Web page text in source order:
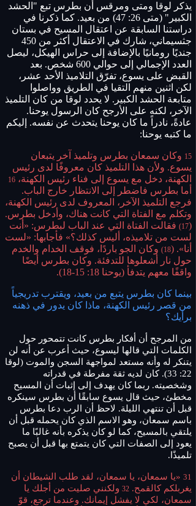
يذكر لوقا ومتى ومرقس أن بطرس تبع "الحشد
الكبير" (متى 26: 47) من بعيد. كما ذكرنا في
دراستنا السابقة عن اعتقال المسيح في بستان
جثسيماني، شارك في الاعتقال أكثر من 450
جنديًا رومانيًا بالإضافة إلى حراس الهيكل، ليصل
العدد الإجمالي إلى حوالي 600 شخص. بعد
القبض على يسوع، تفرّق التلاميذ الأحد عشر،
لكن اثنين منهم التقيا في الطريق وواصلوا
متابعة الحشد الكبير. لا يحدد لوقا من كان التلميذ
الآخر، لكنه على الأرجح كان الرسول يوحنا.
عادةً، نادراً ما كان يوحنا يتحدث عن نفسه. إليكم
ما كتبه يوحنا:
15 وكان سمعان بطرس وتلميذ آخر يتبعان
يسوع. ولأن هذا التلميذ كان معروفًا لدى رئيس
الكهنة، دخل مع يسوع إلى فناء رئيس الكهنة، 16
أما بطرس فاضطر إلى الانتظار خارج الباب.
فرجع التلميذ الآخر، المعروف لدى رئيس الكهنة،
وتكلم مع الفتاة التي كانت هناك، وأدخل بطرس.
(
17)
فقالت الفتاة التي عند الباب لبطرس: «أنت
لست من تلاميذه، أليس كذلك؟» فأجابها: «لست
أنا». (18)
وكان الجو باردًا، فوقف الخدام والخدم
حول نار أشعلوها للتدفئة. وكان بطرس أيضًا
واقفًا معهم يتدفأ (يوحنا 18: 15-18).
بينما كان بطرس يتبع من بعيد، ويقترب تدريجياً
من قصر رئيس الكهنة، ماذا كان يدور في ذهنه
برأيك؟
من المرجح أن أفكار بطرس كانت تتمحور حول
الكلمات التي قالها ليسوع، حيث أعرب عن أنه لن
يتنكر له وأنه مستعد لمواجهة السجن والموت (لوقا
22: 33). كان لديه ثقة مفرطة في قدراته
وشخصيته. ربما كان يهدف إلى إثبات أن المسيح
مخطئ، حيث قال يسوع سابقًا أن بطرس سينكره
قبل أن تنتهي الليلة. لاحظ أن الرب دعا بطرس
باسم سمعان، وهو الاسم الذي كان يحمله قبل أن
يلتقي بالمسيح، كما لو كان يذكره بأنه غالبًا ما
يعود إلى الصفات التي كان يتمتع بها قبل أن يصبح
تلميذًا.
31 «يا سمعان، يا سمعان، لقد طلب الشيطان أن
يغربلكم كالقمح. 32 ولكنني صليت من أجلك يا
سمعان، لكي لا يفشل إيمانك. وعندما ترجع، قوّ